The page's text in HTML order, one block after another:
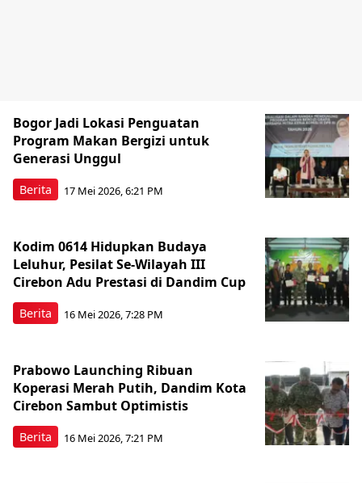
Berita
Bogor Jadi Lokasi Penguatan
Program Makan Bergizi untuk
Generasi Unggul
17 Mei 2026, 6:21 PM
Berita
Kodim 0614 Hidupkan Budaya
Leluhur, Pesilat Se-Wilayah III
Cirebon Adu Prestasi di Dandim Cup
16 Mei 2026, 7:28 PM
Berita
Prabowo Launching Ribuan
Koperasi Merah Putih, Dandim Kota
Cirebon Sambut Optimistis
16 Mei 2026, 7:21 PM